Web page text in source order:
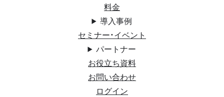
料金
導入事例
セミナー・イベント
パートナー
お役立ち資料
お問い合わせ
ログイン